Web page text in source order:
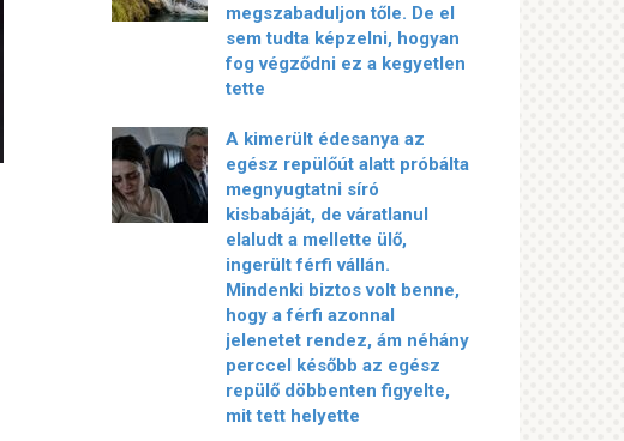
megszabaduljon tőle. De el
sem tudta képzelni, hogyan
fog végződni ez a kegyetlen
tette
A kimerült édesanya az
egész repülőút alatt próbálta
megnyugtatni síró
kisbabáját, de váratlanul
elaludt a mellette ülő,
ingerült férfi vállán.
Mindenki biztos volt benne,
hogy a férfi azonnal
jelenetet rendez, ám néhány
perccel később az egész
repülő döbbenten figyelte,
mit tett helyette